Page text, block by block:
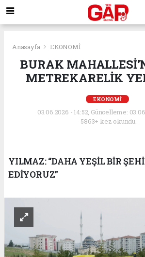
Anasayfa EKONOMİ
BURAK
METREKARELİK
EKONOMİ
03.06.2026 - 14:52, Güncelleme:
5863+ kez okundu.
YILMAZ: “DAHA YEŞİL BİR
EDİYORUZ”